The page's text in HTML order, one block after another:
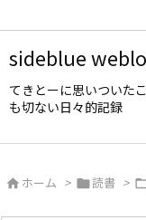
sideblue
てきとーに思いついた
も切ない日々的記録
 ホーム > 読書 >